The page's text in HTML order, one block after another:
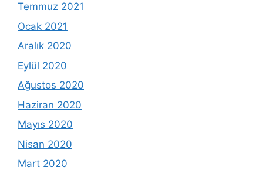
Temmuz 2021
Ocak 2021
Aralık 2020
Eylül 2020
Ağustos 2020
Haziran 2020
Mayıs 2020
Nisan 2020
Mart 2020